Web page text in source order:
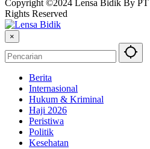
Copyright ©2024 Lensa Bidik By
Rights Reserved
×
Berita
Internasional
Hukum & Kriminal
Haji 2026
Peristiwa
Politik
Kesehatan